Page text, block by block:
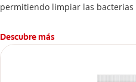
permitiendo limpiar las bacterias
Descubre más